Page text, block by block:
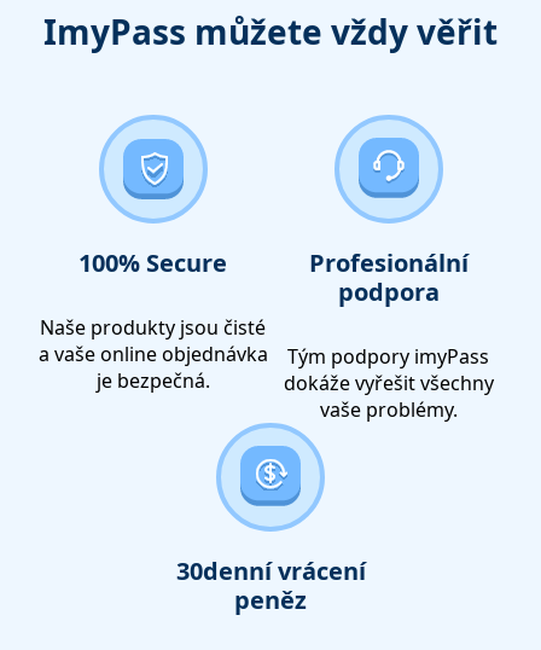
ImyPass můžete vždy věřit
100% Secure
Naše produkty jsou čisté
a vaše online objednávka
je bezpečná.
Profesionální
podpora
Tým podpory imyPass
dokáže vyřešit všechny
vaše problémy.
30denní vrácení
peněz